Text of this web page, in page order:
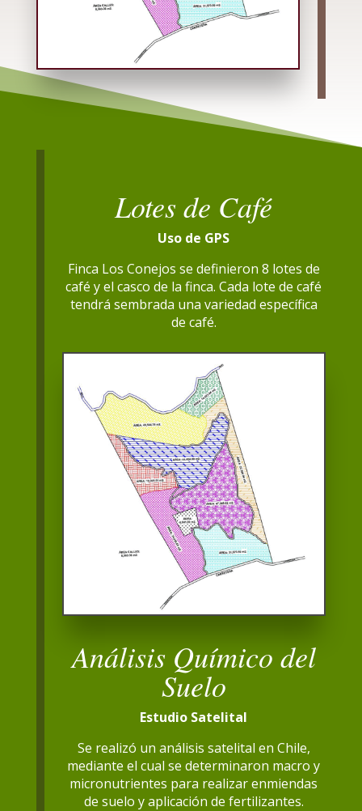
Lotes de Café
Uso de GPS
Finca Los Conejos se definieron 8 lotes de
café y el casco de la finca. Cada lote de café
tendrá sembrada una variedad específica
de café.
Análisis Químico del
Suelo
Estudio Satelital
Se realizó un análisis satelital en Chile,
mediante el cual se determinaron macro y
micronutrientes para realizar enmiendas
de suelo y aplicación de fertilizantes.